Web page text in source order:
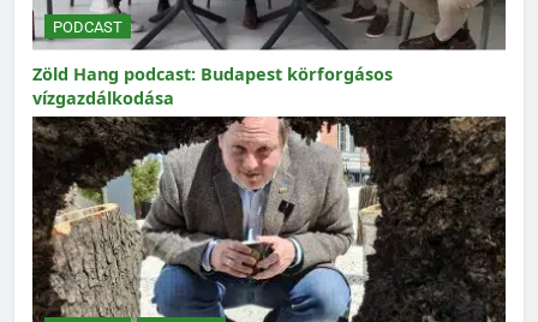
PODCAST
Zöld Hang podcast: Budapest körforgásos
vízgazdálkodása